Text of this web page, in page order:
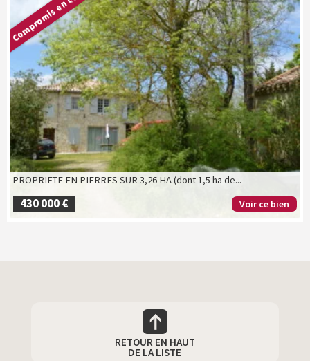
Compromis en cours
PROPRIETE EN PIERRES SUR 3,26 HA (dont 1,5 ha de...
430 000 € Voir ce bien
RETOUR EN HAUT
DE LA LISTE